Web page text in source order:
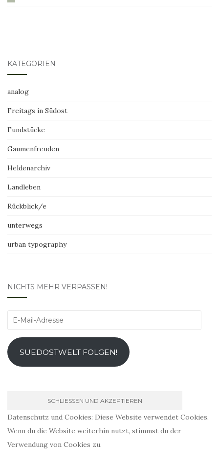
KATEGORIEN
analog
Freitags in Südost
Fundstücke
Gaumenfreuden
Heldenarchiv
Landleben
Rückblick/e
unterwegs
urban typography
NICHTS MEHR VERPASSEN!
E-
Adresse
SUEDOSTWELT FOLGEN!
Datenschutz und Cookies: Diese Website verwendet Cookies.
Wenn du die Website weiterhin nutzt, stimmst du der
Verwendung von Cookies zu.